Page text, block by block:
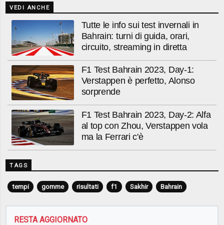
VEDI ANCHE
Tutte le info sui test invernali in
Bahrain: turni di guida, orari,
circuito, streaming in diretta
F1 Test Bahrain 2023, Day-1:
Verstappen è perfetto, Alonso
sorprende
F1 Test Bahrain 2023, Day-2: Alfa
al top con Zhou, Verstappen vola
ma la Ferrari c'è
TAGS
tempi gomme risultati f1 Sakhir Bahrain
RESTA AGGIORNATO